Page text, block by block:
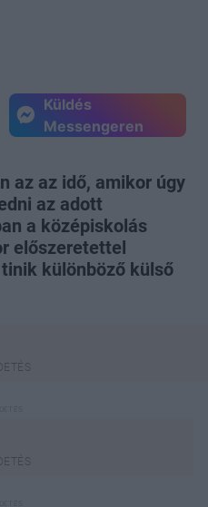
Küldés
Messengeren
az az idő, amikor úgy
az adott
a középiskolás
előszeretettel
különböző külső